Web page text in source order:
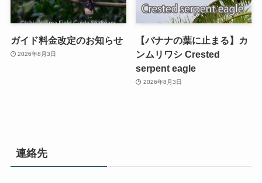
ガイド料金改定のお知らせ
2026年8月3日
【バナナの葉に止まる】カ
ンムリワシ Crested
serpent eagle
2026年8月3日
連絡先